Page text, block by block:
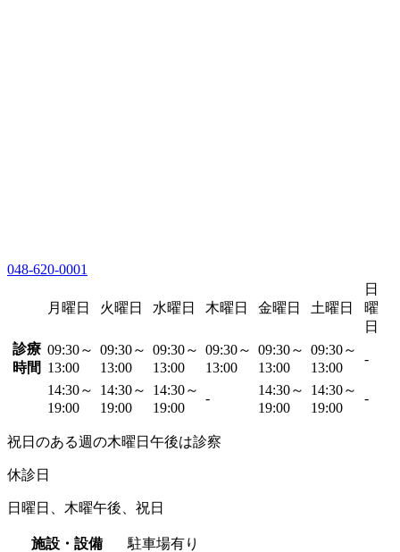
048-620-0001
月曜日 火曜日 水曜日 木曜日 金曜日 土曜日
日
曜
日
診療
時間
09:30～
13:00
09:30～
13:00
09:30～
13:00
09:30～
13:00
09:30～
13:00
09:30～
13:00
-
14:30～
19:00
14:30～
19:00
14:30～
19:00
-
14:30～
19:00
14:30～
19:00
-
祝日のある週の木曜日午後は診察
休診日
日曜日、木曜午後、祝日
施設・設備 駐車場有り